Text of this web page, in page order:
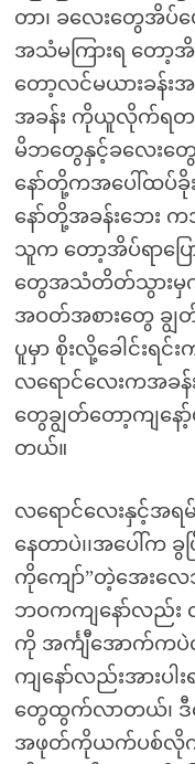
တာ၊ ခလေးတွေအိပ်
အသံမကြားရ တော့အိ
တော့လင်မယားခန်
အခန်း ကိုယူလိုက်ရတယ်
မိဘတွေနှင့်ခလေးတွ
နော်တို့ကအပေါ်ထပ်ခိုး
နော်တို့အခန်းဘေး က
သူက တော့အိပ်ရာပြ
တွေအသံတိတ်သွားမှကျ
အဝတ်အစားတွေ ချွ
ပူမှာ စိုးလို့ခေါင်းရင်
လရောင်လေးကအခန်
တွေချွတ်တော့ကျနေ
တယ်။
လရောင်လေးနှင့်အရမ်
နေတာပဲ၊၊အပေါ်က
ကိုကျော်”တဲ့အေးလေ
ဘဝကကျနော်လည်း
ကို အင်္ကျီအောက်ကပဲ
ကျနော်လည်းအားပ
တွေထွက်လာတယ်၊ ဒီတ
အဖုတ်ကိုယက်ပစ်လိုက်